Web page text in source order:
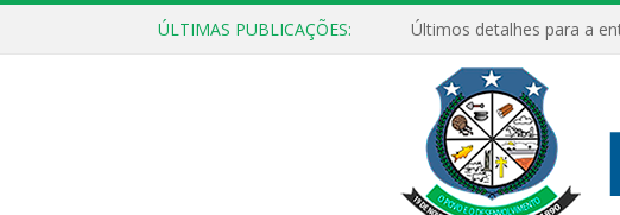
ÚLTIMAS PUBLICAÇÕES: Últimos detalhes para a